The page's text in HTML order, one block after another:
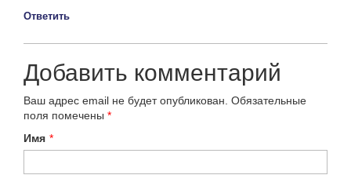
Ответить
Добавить комментарий
Ваш адрес email не будет опубликован. Обязательные
поля помечены *
Имя *